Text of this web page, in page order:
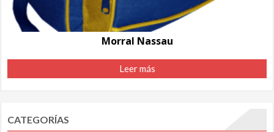
Morral Nassau
Leer más
CATEGORÍAS